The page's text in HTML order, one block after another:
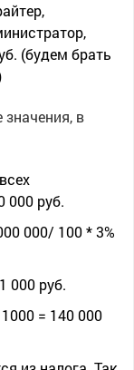
(будем брать
в
000 руб.
000/ 100 * 3%
000 руб.
= 140 000